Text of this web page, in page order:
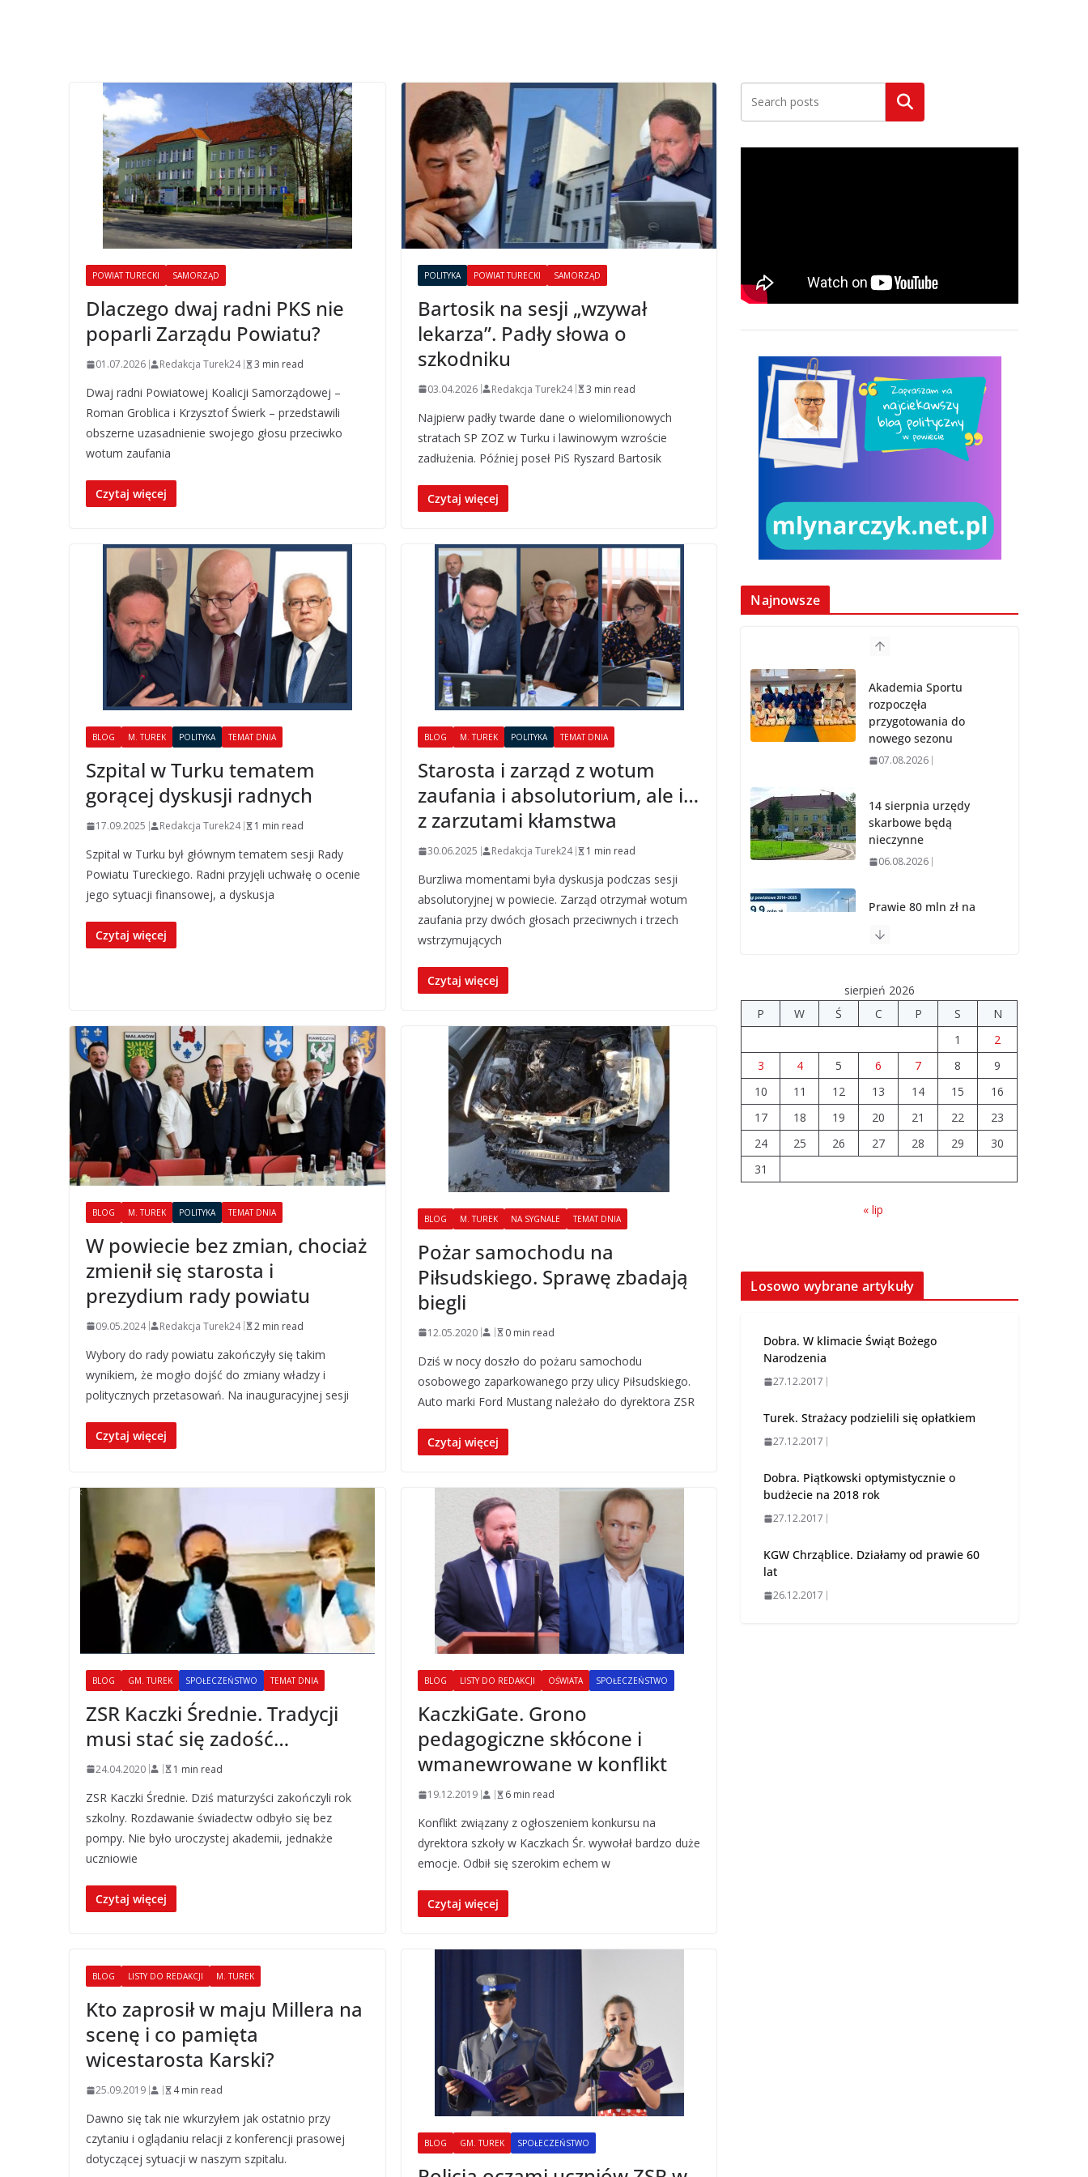
POWIAT TURECKI SAMORZĄD
Dlaczego dwaj radni PKS nie
poparli Zarządu Powiatu?
01.07.2026 Redakcja Turek24 3 min read
Dwaj radni Powiatowej Koalicji Samorządowej –
Roman Groblica i Krzysztof Świerk – przedstawili
obszerne uzasadnienie swojego głosu przeciwko
wotum zaufania
Czytaj więcej
POLITYKA POWIAT TURECKI SAMORZĄD
Bartosik na sesji „wzywał
lekarza”. Padły słowa o
szkodniku
03.04.2026 Redakcja Turek24 3 min read
Najpierw padły twarde dane o wielomilionowych
stratach SP ZOZ w Turku i lawinowym wzroście
zadłużenia. Później poseł PiS Ryszard Bartosik
Czytaj więcej
BLOG M. TUREK POLITYKA TEMAT DNIA
Szpital w Turku tematem
gorącej dyskusji radnych
17.09.2025 Redakcja Turek24 1 min read
Szpital w Turku był głównym tematem sesji Rady
Powiatu Tureckiego. Radni przyjęli uchwałę o ocenie
jego sytuacji finansowej, a dyskusja
Czytaj więcej
BLOG M. TUREK POLITYKA TEMAT DNIA
Starosta i zarząd z wotum
zaufania i absolutorium, ale i…
z zarzutami kłamstwa
30.06.2025 Redakcja Turek24 1 min read
Burzliwa momentami była dyskusja podczas sesji
absolutoryjnej w powiecie. Zarząd otrzymał wotum
zaufania przy dwóch głosach przeciwnych i trzech
wstrzymujących
Czytaj więcej
BLOG M. TUREK POLITYKA TEMAT DNIA
W powiecie bez zmian, chociaż
zmienił się starosta i
prezydium rady powiatu
09.05.2024 Redakcja Turek24 2 min read
Wybory do rady powiatu zakończyły się takim
wynikiem, że mogło dojść do zmiany władzy i
politycznych przetasowań. Na inauguracyjnej sesji
Czytaj więcej
BLOG M. TUREK NA SYGNALE TEMAT DNIA
Pożar samochodu na
Piłsudskiego. Sprawę zbadają
biegli
12.05.2020 0 min read
Dziś w nocy doszło do pożaru samochodu
osobowego zaparkowanego przy ulicy Piłsudskiego.
Auto marki Ford Mustang należało do dyrektora ZSR
Czytaj więcej
BLOG GM. TUREK SPOŁECZEŃSTWO TEMAT DNIA
ZSR Kaczki Średnie. Tradycji
musi stać się zadość…
24.04.2020 1 min read
ZSR Kaczki Średnie. Dziś maturzyści zakończyli rok
szkolny. Rozdawanie świadectw odbyło się bez
pompy. Nie było uroczystej akademii, jednakże
uczniowie
Czytaj więcej
BLOG LISTY DO REDAKCJI OŚWIATA SPOŁECZEŃSTWO
KaczkiGate. Grono
pedagogiczne skłócone i
wmanewrowane w konflikt
19.12.2019 6 min read
Konflikt związany z ogłoszeniem konkursu na
dyrektora szkoły w Kaczkach Śr. wywołał bardzo duże
emocje. Odbił się szerokim echem w
Czytaj więcej
BLOG LISTY DO REDAKCJI M. TUREK
Kto zaprosił w maju Millera na
scenę i co pamięta
wicestarosta Karski?
25.09.2019 4 min read
Dawno się tak nie wkurzyłem jak ostatnio przy
czytaniu i oglądaniu relacji z konferencji prasowej
dotyczącej sytuacji w naszym szpitalu.
BLOG GM. TUREK SPOŁECZEŃSTWO
Szukaj
Najnowsze
Akademia Sportu
rozpoczęła
przygotowania do
nowego sezonu
07.08.2026
14 sierpnia urzędy
skarbowe będą
nieczynne
06.08.2026
Prawie 80 mln zł na
gminy?
Szkoła we
Władysławowie
modernizację
06.08.2026
Prawie 20 tys. zł dla
dyrektora szpitala.
Podwyżka mimo
04.08.2026
miejsce trudno uznać
za sukces
sierpień 2026
P
W Ś C P S
N
1
2
3
4 5 6 7 8
9
10
11 12 13 14 15
16
17
18 19 20 21 22
23
24
25 26 27 28 29
30
31
« lip
Losowo wybrane artykuły
Dobra. W klimacie Świąt Bożego
Narodzenia
27.12.2017
Turek. Strażacy podzielili się opłatkiem
27.12.2017
Dobra. Piątkowski optymistycznie o
budżecie na 2018 rok
27.12.2017
KGW Chrząblice. Działamy od prawie 60
lat
26.12.2017